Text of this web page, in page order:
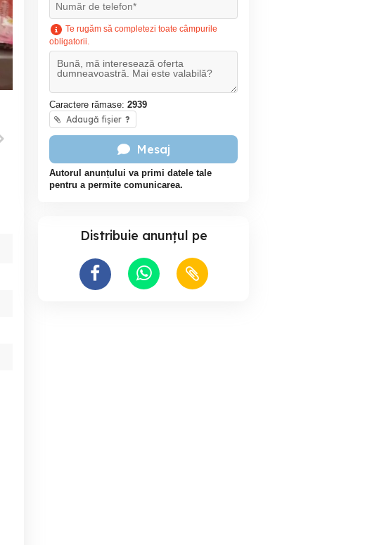
Te rugăm să completezi toate câmpurile
obligatorii.
Caractere rămase: 2939
Adaugă fișier ?
Mesaj
Autorul anunțului va primi datele tale
pentru a permite comunicarea.
Distribuie anunțul pe